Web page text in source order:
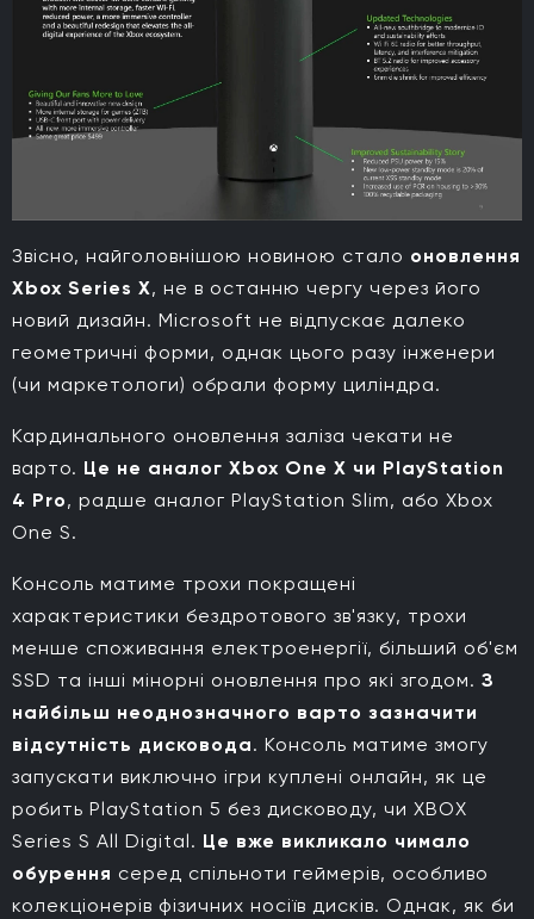
Звісно, найголовнішою новиною стало оновлення
Xbox Series X, не в останню чергу через його
новий дизайн. Microsoft не відпускає далеко
геометричні форми, однак цього разу інженери
(чи маркетологи) обрали форму циліндра.
Кардинального оновлення заліза чекати не
варто. Це не аналог Xbox One X чи PlayStation
4 Pro, радше аналог PlayStation Slim, або Xbox
One S.
Консоль матиме трохи покращені
характеристики бездротового зв'язку, трохи
менше споживання електроенергії, більший об'єм
SSD та інші мінорні оновлення про які згодом. З
найбільш неоднозначного варто зазначити
відсутність дисковода. Консоль матиме змогу
запускати виключно ігри куплені онлайн, як це
робить PlayStation 5 без дисководу, чи XBOX
Series S All Digital. Це вже викликало чимало
обурення серед спільноти геймерів, особливо
колекціонерів фізичних носіїв дисків. Однак, як би